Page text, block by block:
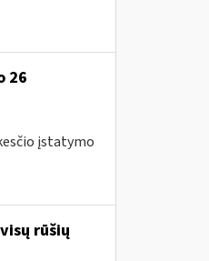
26
įstatymo
rūšių